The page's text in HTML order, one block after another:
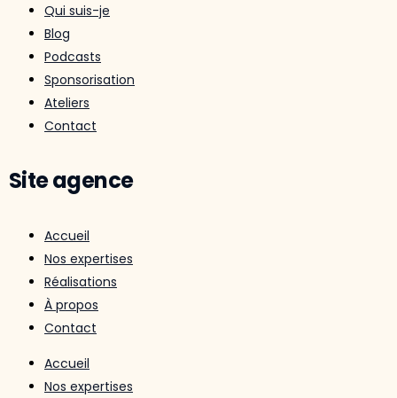
Qui suis-je
Blog
Podcasts
Sponsorisation
Ateliers
Contact
Site agence
Accueil
Nos expertises
Réalisations
À propos
Contact
Accueil
Nos expertises